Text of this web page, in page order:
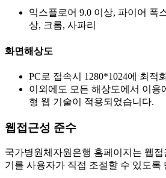
익스플로어 9.0 이상, 파이어 폭
상, 크롬, 사파리
화면해상도
PC로 접속시 1280*1024에 최적
이외에도 모든 해상도에서 이용
형 웹 기술이 적용되었습니다.
웹접근성 준수
국가병원체자원은행 홈페이지는 웹
기를 사용자가 직접 조절할 수 있도록